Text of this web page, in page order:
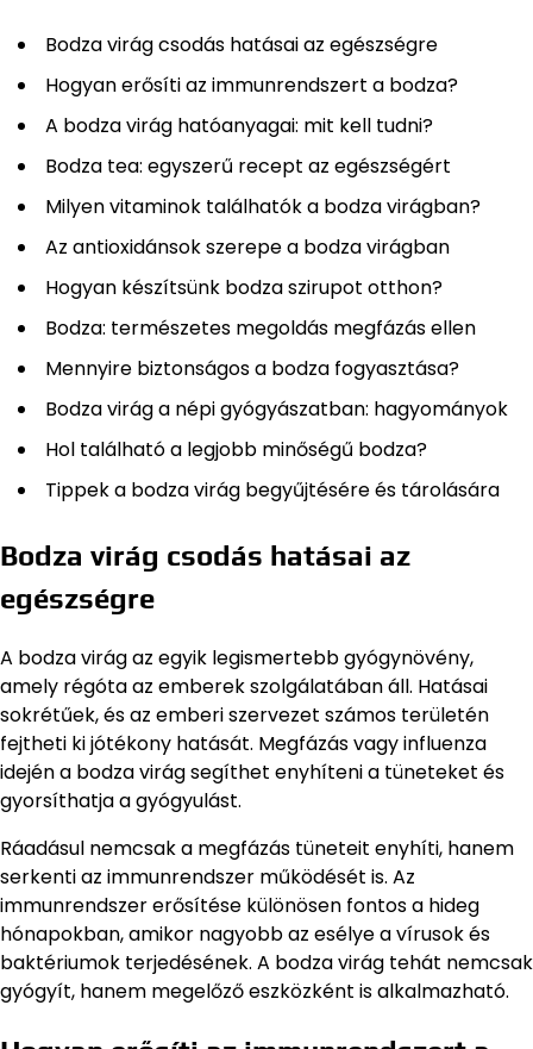
Bodza virág csodás hatásai az egészségre
Hogyan erősíti az immunrendszert a bodza?
A bodza virág hatóanyagai: mit kell tudni?
Bodza tea: egyszerű recept az egészségért
Milyen vitaminok találhatók a bodza virágban?
Az antioxidánsok szerepe a bodza virágban
Hogyan készítsünk bodza szirupot otthon?
Bodza: természetes megoldás megfázás ellen
Mennyire biztonságos a bodza fogyasztása?
Bodza virág a népi gyógyászatban: hagyományok
Hol található a legjobb minőségű bodza?
Tippek a bodza virág begyűjtésére és tárolására
Bodza virág csodás hatásai az
egészségre
A bodza virág az egyik legismertebb gyógynövény,
amely régóta az emberek szolgálatában áll. Hatásai
sokrétűek, és az emberi szervezet számos területén
fejtheti ki jótékony hatását. Megfázás vagy influenza
idején a bodza virág segíthet enyhíteni a tüneteket és
gyorsíthatja a gyógyulást.
Ráadásul nemcsak a megfázás tüneteit enyhíti, hanem
serkenti az immunrendszer működését is. Az
immunrendszer erősítése különösen fontos a hideg
hónapokban, amikor nagyobb az esélye a vírusok és
baktériumok terjedésének. A bodza virág tehát nemcsak
gyógyít, hanem megelőző eszközként is alkalmazható.